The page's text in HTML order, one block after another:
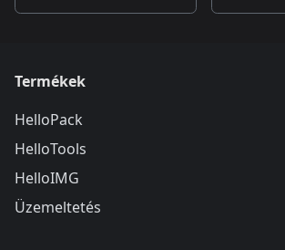
Termékek
HelloPack
HelloTools
HelloIMG
Üzemeltetés